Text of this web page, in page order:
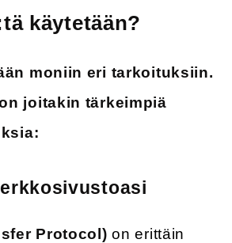
käytetään?
moniin eri tarkoituksiin.
joitakin tärkeimpiä
Protocol)on erittäin